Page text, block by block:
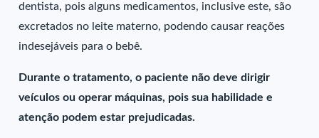
dentista, pois alguns medicamentos, inclusive este, são
excretados no leite materno, podendo causar reações
indesejáveis para o bebê.
Durante o tratamento, o paciente não deve dirigir
veículos ou operar máquinas, pois sua habilidade e
atenção podem estar prejudicadas.